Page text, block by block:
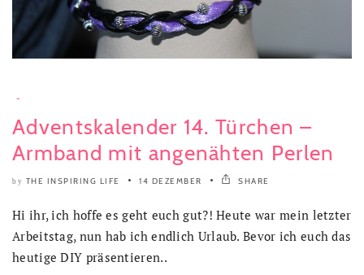
-
Adventskalender 14. Türchen –
Armband mit angenähten Perlen
by THE INSPIRING LIFE 14 DEZEMBER SHARE
Hi ihr, ich hoffe es geht euch gut?! Heute war mein letzter
Arbeitstag, nun hab ich endlich Urlaub. Bevor ich euch das
heutige DIY präsentieren..